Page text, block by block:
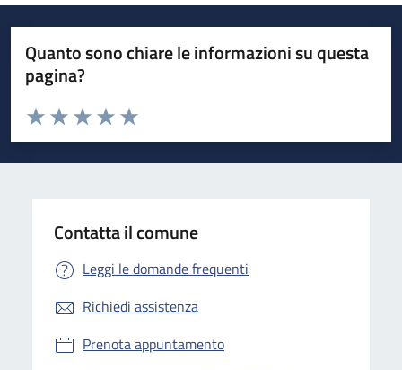
Quanto sono chiare le informazioni su questa
pagina?
Valuta da 1 a 5 stelle la pagina
Valuta 5 stelle su 5
Valuta 4 stelle su 5
Valuta 3 stelle su 5
Valuta 2 stelle su 5
Valuta 1 stelle su 5
Contatta il comune
Leggi le domande frequenti
Richiedi assistenza
Prenota appuntamento